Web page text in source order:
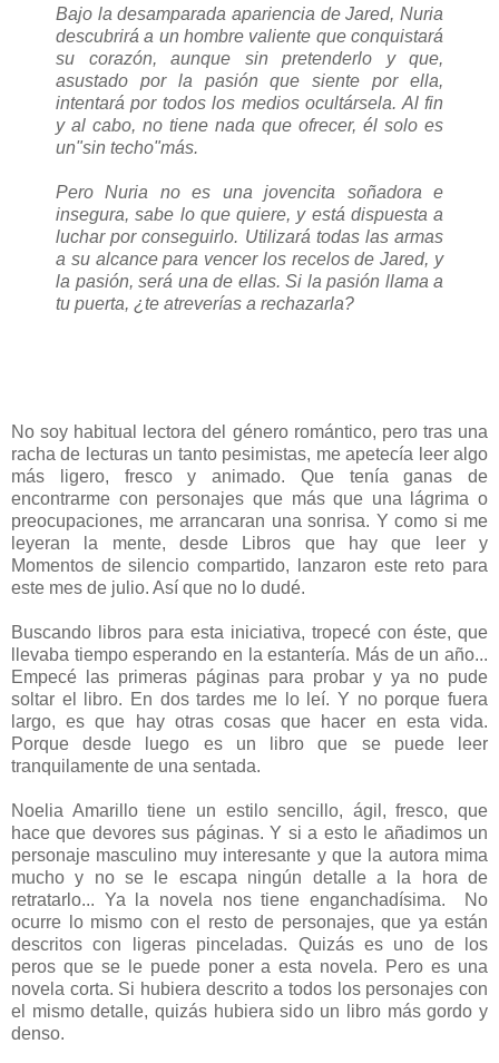
Bajo la desamparada apariencia de Jared, Nuria
descubrirá a un hombre valiente que conquistará
su corazón, aunque sin pretenderlo y que,
asustado por la pasión que siente por ella,
intentará por todos los medios ocultársela. Al fin
y al cabo, no tiene nada que ofrecer, él solo es
un"sin techo"más.
Pero Nuria no es una jovencita soñadora e
insegura, sabe lo que quiere, y está dispuesta a
luchar por conseguirlo. Utilizará todas las armas
a su alcance para vencer los recelos de Jared, y
la pasión, será una de ellas. Si la pasión llama a
tu puerta, ¿te atreverías a rechazarla?
No soy habitual lectora del género romántico, pero tras una
racha de lecturas un tanto pesimistas, me apetecía leer algo
más ligero, fresco y animado. Que tenía ganas de
encontrarme con personajes que más que una lágrima o
preocupaciones, me arrancaran una sonrisa. Y como si me
leyeran la mente, desde Libros que hay que leer y
Momentos de silencio compartido, lanzaron este reto para
este mes de julio. Así que no lo dudé.
Buscando libros para esta iniciativa, tropecé con éste, que
llevaba tiempo esperando en la estantería. Más de un año...
Empecé las primeras páginas para probar y ya no pude
soltar el libro. En dos tardes me lo leí. Y no porque fuera
largo, es que hay otras cosas que hacer en esta vida.
Porque desde luego es un libro que se puede leer
tranquilamente de una sentada.
Noelia Amarillo tiene un estilo sencillo, ágil, fresco, que
hace que devores sus páginas. Y si a esto le añadimos un
personaje masculino muy interesante y que la autora mima
mucho y no se le escapa ningún detalle a la hora de
retratarlo... Ya la novela nos tiene enganchadísima. No
ocurre lo mismo con el resto de personajes, que ya están
descritos con ligeras pinceladas. Quizás es uno de los
peros que se le puede poner a esta novela. Pero es una
novela corta. Si hubiera descrito a todos los personajes con
el mismo detalle, quizás hubiera sido un libro más gordo y
denso.